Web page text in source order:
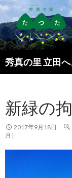
秀真の里 立田
索
ン
ツ
へ
ス
新緑の
2017年9月18日
月）